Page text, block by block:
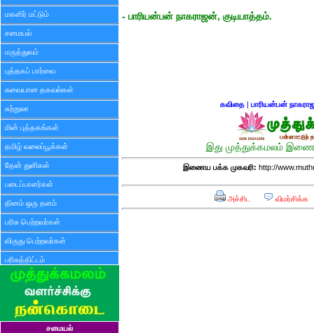
மகளிர் மட்டும்
சமையல்
மருத்துவம்
புத்தகப் பார்வை
சுவையான தகவல்கள்
சுற்றுலா
மின் புத்தகங்கள்
தமிழ் வலைப்பூக்கள்
தேன் துளிகள்
படைப்பாளர்கள்
தினம் ஒரு தளம்
பரிசு பெற்றவர்கள்
விருது பெற்றவர்கள்
பரிசுத்திட்டம்
சமையல்
- பாரியன்பன் நாகராஜன், குடியாத்தம்.
கவிதை| பாரியன்பன்
இது முத்துக்கமலம்
இணைய பக்க முகவரி: http://
அச்சிட விமர்சிக்க